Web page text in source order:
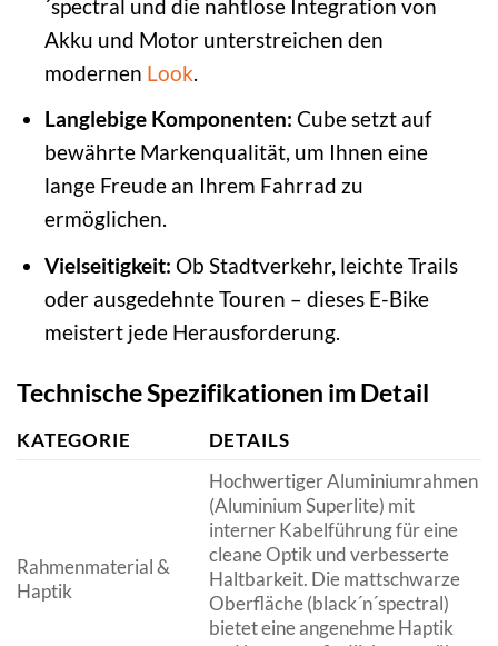
´spectral und die nahtlose Integration von
Akku und Motor unterstreichen den
modernen Look
Langlebige Komponenten: Cube setzt auf
bewährte Markenqualität, um Ihnen eine
lange Freude an Ihrem Fahrrad zu
ermöglichen.
Vielseitigkeit: Ob Stadtverkehr, leichte Trails
oder ausgedehnte Touren – dieses E-Bike
meistert jede Herausforderung.
Technische Spezifikationen im Detail
KATEGORIE DETAILS
Rahmenmaterial &
Haptik
Hochwertiger Aluminiumrahmen
(Aluminium Superlite) mit
interner Kabelführung für eine
cleane Optik und verbesserte
Haltbarkeit. Die mattschwarze
Oberfläche (black´n´spectral)
bietet eine angenehme Haptik